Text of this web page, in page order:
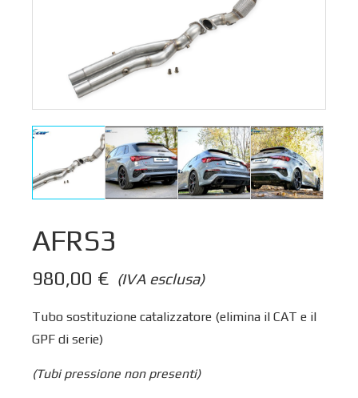
AFRS3
(IVA esclusa)
980,00 €
Tubo sostituzione catalizzatore (elimina il CAT e il
GPF di serie)
(Tubi pressione non presenti)